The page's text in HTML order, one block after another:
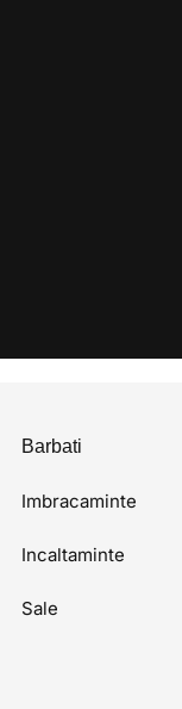
Barbati
Imbracaminte
Incaltaminte
Sale